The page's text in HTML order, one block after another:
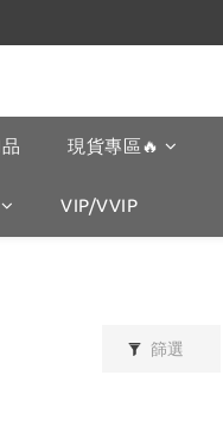
現貨專區🔥
VIP/VVIP
篩選